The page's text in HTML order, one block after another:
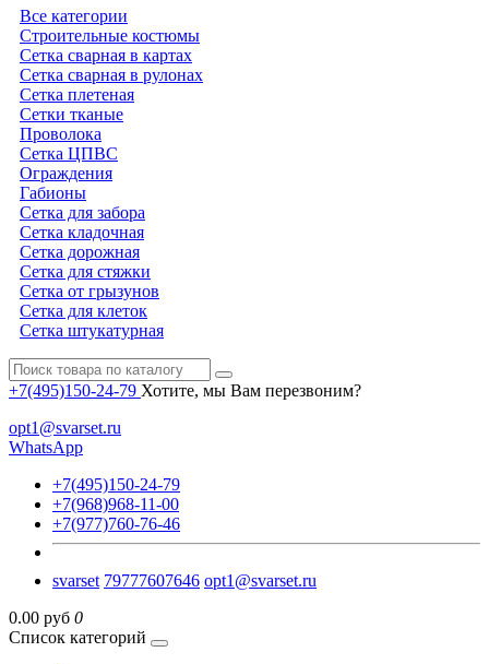
Все категории
Строительные костюмы
Сетка сварная в картах
Сетка сварная в рулонах
Сетка плетеная
Сетки тканые
Проволока
Сетка ЦПВС
Ограждения
Габионы
Сетка для забора
Сетка кладочная
Сетка дорожная
Сетка для стяжки
Сетка от грызунов
Сетка для клеток
Сетка штукатурная
+7(495)150-24-79 Хотите, мы Вам перезвоним?
opt1@svarset.ru
WhatsApp
+7(495)150-24-79
+7(968)968-11-00
+7(977)760-76-46
svarset 79777607646 opt1@svarset.ru
0.00 руб 0
Список категорий